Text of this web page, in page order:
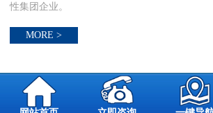
性集团企业。
MORE >